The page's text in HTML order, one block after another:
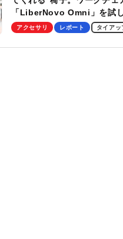
「LiberNovo Omni」を試
わかったその魅力。まさか
アクセサリ レポート タイアッ